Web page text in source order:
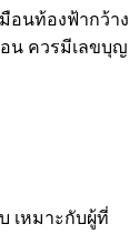
อนท้องฟ้ากว้าง
น ควรมีเลขบุญ
เหมาะกับผู้ที่